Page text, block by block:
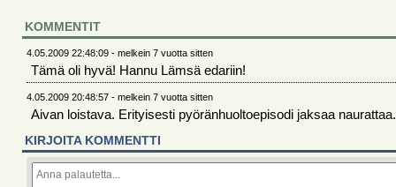
KOMMENTIT
4.05.2009 22:48:09 - melkein 7 vuotta sitten
Tämä oli hyvä! Hannu Lämsä edariin!
4.05.2009 20:48:57 - melkein 7 vuotta sitten
Aivan loistava. Erityisesti pyöränhuoltoepisodi jaksaa naurattaa.
KIRJOITA KOMMENTTI